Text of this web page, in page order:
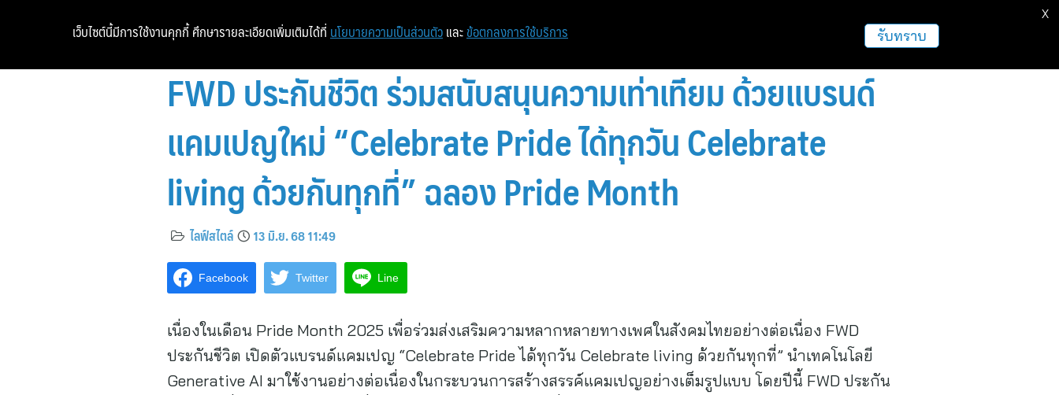
หน้าแรก ท่องเที่ยว ฝากข่าวประชาสัมพันธ์
FWD ประกันชีวิต ร่วมสนับสนุนความเท่าเทียม ด้วยแบรนด์
แคมเปญใหม่ “Celebrate Pride ได้ทุกวัน Celebrate
living ด้วยกันทุกที่” ฉลอง Pride Month
ไลฟ์สไตล์ 13 มิ.ย. 68 11:49
Facebook Twitter Line
เนื่องในเดือน Pride Month 2025 เพื่อร่วมส่งเสริมความหลากหลายทางเพศในสังคมไทยอย่างต่อเนื่อง FWD
ประกันชีวิต เปิดตัวแบรนด์แคมเปญ “Celebrate Pride ได้ทุกวัน Celebrate living ด้วยกันทุกที่” นำเทคโนโลยี
Generative AI มาใช้งานอย่างต่อเนื่องในกระบวนการสร้างสรรค์แคมเปญอย่างเต็มรูปแบบ โดยปีนี้ FWD ประกัน
เว็บไซต์นี้มีการใช้งานคุกกี้ ศึกษารายละเอียดเพิ่มเติมได้ที่ นโยบายความเป็นส่วนตัว และ ข้อตกลงการใช้บริการ รับทราบ
X